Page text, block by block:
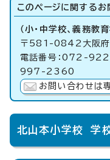
このページに関する お
（小・中学校、義務教
〒581-0842大阪府
電話番号：072-
997-2360
お問い合わせは
北山本小学校 学